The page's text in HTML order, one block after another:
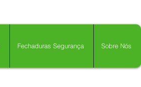
Fechaduras Segurança Sobre Nós